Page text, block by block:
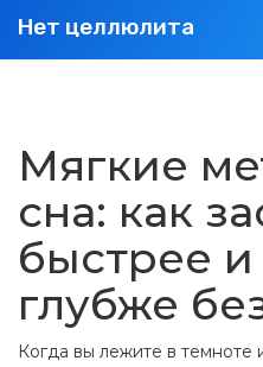
Нет целлюлита
Мягкие
сна: как
быстрее и
глубже
Когда вы лежите в темноте